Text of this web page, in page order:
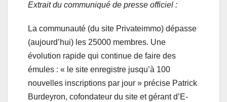
Extrait du communiqué de presse officiel :
La communauté (du site Privateimmo) dépasse
(aujourd’hui) les 25000 membres. Une
évolution rapide qui continue de faire des
émules : « le site enregistre jusqu’à 100
nouvelles inscriptions par jour » précise Patrick
Burdeyron, cofondateur du site et gérant d’E-